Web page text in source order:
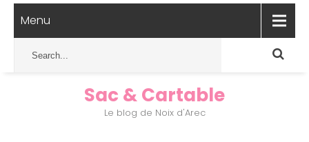
Menu
Sac & Cartable
Le blog de Noix d'Arec